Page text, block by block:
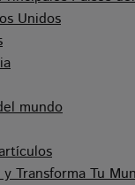
Unidos
mundo
Transforma Tu